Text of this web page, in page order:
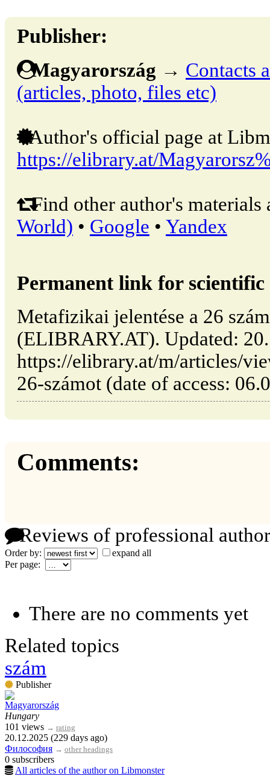
Publisher:
Magyarország → Contacts
(articles, photo, files etc)
Author's official page at
https://elibrary.at/
Find other author's materials
World) • Google • Yandex
Permanent link for
Metafizikai jelentése a 26
(ELIBRARY.AT). Updated:
https://elibrary.at/m/articles/
26-számot (date of access:
Comments:
Reviews of professional
Order by:
expand all
Per page:
There are no comments yet
Related topics
szám
Publisher
Magyarország
Hungary
101 views → rating
20.12.2025 (229 days ago)
Философия → other headings
0 subscribers
All articles of the author on Libmonster